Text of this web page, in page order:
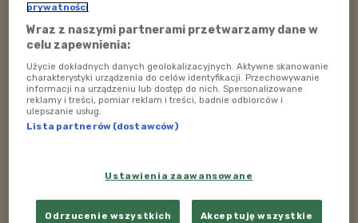
Audycję prowadzi Adam Dobrzyński
Data emisji: 14.01.2019
Premierowa audycja w każdy poniedziałek o godz.
23.00.
prywatności
Wraz z naszymi partnerami przetwarzamy dane w
celu zapewnienia:
Użycie dokładnych danych geolokalizacyjnych. Aktywne skanowanie
charakterystyki urządzenia do celów identyfikacji. Przechowywanie
informacji na urządzeniu lub dostęp do nich. Spersonalizowane
reklamy i treści, pomiar reklam i treści, badnie odbiorców i
ulepszanie usług.
Lista partnerów (dostawców)
Ustawienia zaawansowane
Odrzucenie wszystkich Akceptuję wszystkie